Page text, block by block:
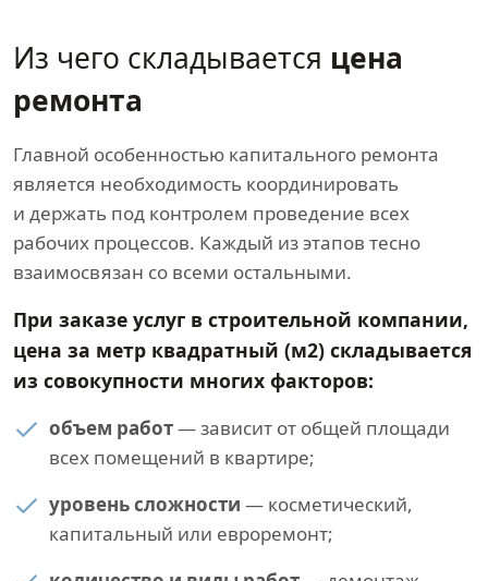
Из чего складывается цена
ремонта
Главной особенностью капитального ремонта
является необходимость координировать
и держать под контролем проведение всех
рабочих процессов. Каждый из этапов тесно
взаимосвязан со всеми остальными.
При заказе услуг в строительной компании,
цена за метр квадратный (м2) складывается
из совокупности многих факторов:
объем работ— зависит от общей площади
всех помещений в квартире;
уровень сложности — косметический,
капитальный или евроремонт;